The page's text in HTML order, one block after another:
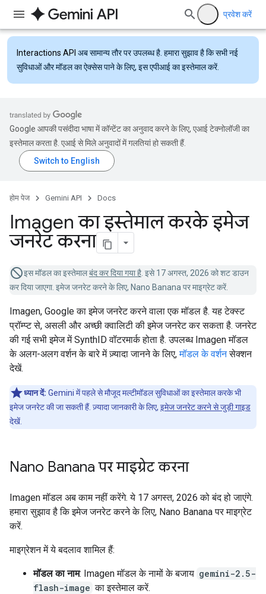
प्रवेश करें
Interactions API अब सामान्य तौर पर उपलब्ध है. हमारा सुझाव है कि सभी नई
सुविधाओं और मॉडल का ऐक्सेस पाने के लिए, इस एपीआई का इस्तेमाल करें.
Google आपकी पसंदीदा भाषा में कॉन्टेंट का अनुवाद करने के लिए, एआई टेक्नोलॉजी का
इस्तेमाल करता है. एआई से मिले अनुवादों में गलतियां हो सकती हैं.
होम पेज Gemini API Docs
Imagen का इस्तेमाल करके इमेज
जनरेट करना
इस मॉडल का इस्तेमालबंद कर दिया गया है . इसे 17 अगस्त, 2026 को शट डाउन
कर दिया जाएगा. इमेज जनरेट करने के लिए, Nano Banana पर माइग्रेट करें.
Imagen, Google का इमेज जनरेट करने वाला एक मॉडल है. यह टेक्स्ट
प्रॉम्प्ट से, असली और अच्छी क्वालिटी की इमेज जनरेट कर सकता है. जनरेट
की गई सभी इमेज में SynthID वॉटरमार्क होता है. उपलब्ध Imagen मॉडल
के अलग-अलग वर्शन के बारे में ज़्यादा जानने के लिए,मॉडल के वर्शनसेक्शन
देखें.
ध्यान दें: Gemini में पहले से मौजूद मल्टीमॉडल सुविधाओं का इस्तेमाल करके भी
इमेज जनरेट की जा सकती हैं. ज़्यादा जानकारी के लिए, इमेज जनरेट करने से जुड़ी गाइड
देखें.
Nano Banana पर माइग्रेट करना
Imagen मॉडल अब काम नहीं करेंगे. ये 17 अगस्त, 2026 को बंद हो जाएंगे.
हमारा सुझाव है कि इमेज जनरेट करने के लिए, Nano Banana पर माइग्रेट
करें.
माइग्रेशन में ये बदलाव शामिल हैं:
मॉडल का नाम: Imagen मॉडल के नामों के बजाय gemini-2.5-
flash-image का इस्तेमाल करें.